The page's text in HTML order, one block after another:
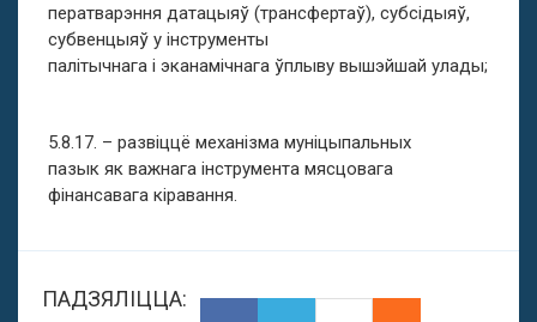
ператварэння датацыяў (трансфертаў), субсідыяў,
субвенцыяў у інструменты
палітычнага і эканамічнага ўплыву вышэйшай улады;
5.8.17. – развіццё механізма муніцыпальных
пазык як важнага інструмента мясцовага
фінансавага кіравання.
ПАДЗЯЛІЦЦА: